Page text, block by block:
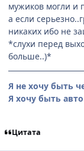
мужиков могли и
а если
никаких ибо не
*слухи перед
больше..)*
Я не хочу быть
Я хочу быть
Цитата